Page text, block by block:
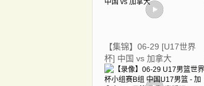
【集锦】06-29 [U17世界
杯] 中国 vs 加拿大